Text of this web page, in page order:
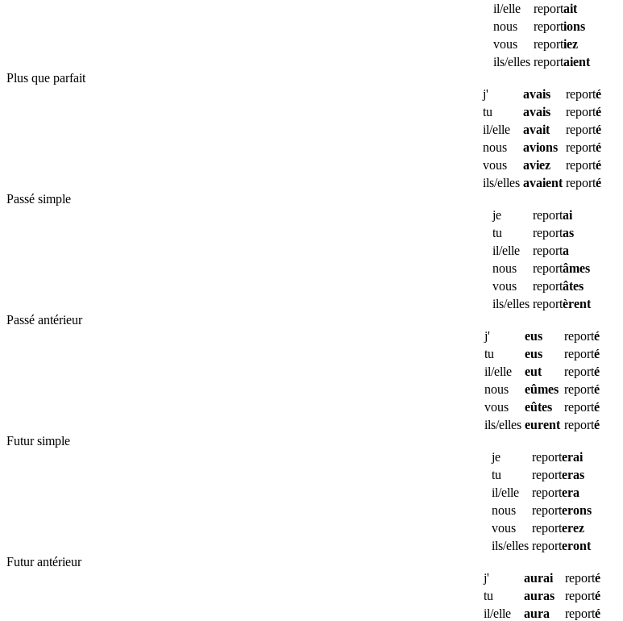
il/elle
reportait
nous
reportions
vous
reportiez
ils/elles reportaient
Plus que parfait
j'
avais reporté
tu
avais reporté
il/elle
avait reporté
nous
avions reporté
vous
aviez reporté
ils/elles avaient reporté
Passé simple
je
reportai
tu
reportas
il/elle
reporta
nous
reportâmes
vous
reportâtes
ils/elles reportèrent
Passé antérieur
j'
eus reporté
tu
eus reporté
il/elle
eut reporté
nous
eûmes reporté
vous
eûtes reporté
ils/elles eurent reporté
Futur simple
je
reporterai
tu
reporteras
il/elle
reportera
nous
reporterons
vous
reporterez
ils/elles reporteront
Futur antérieur
j'
aurai reporté
tu
auras reporté
il/elle
aura reporté